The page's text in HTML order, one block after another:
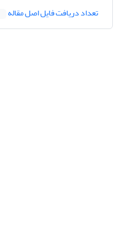
تعداد دریافت فایل اصل مقاله